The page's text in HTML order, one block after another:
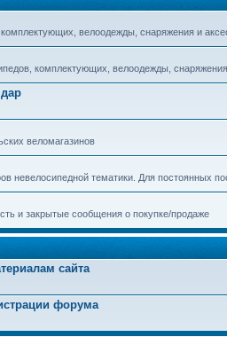
велоодежды, снаряжения и
комплектующих, велоодежды,
веломагазинов
невелосипедной тематики. Для постоянных
и закрытые сообщения о покупке/продаже
сайта
форума